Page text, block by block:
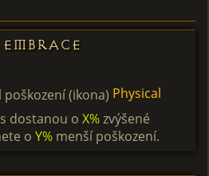
Physical
dostanou o X%zvýšené
o Y% menší poškození.